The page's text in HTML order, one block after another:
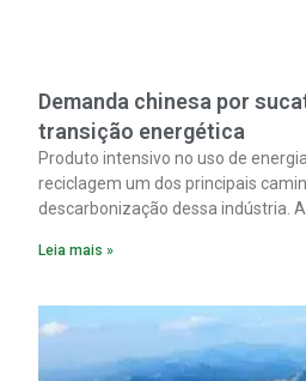
Demanda chinesa por
transição energética
Produto intensivo no uso de
reciclagem um dos principais
descarbonização dessa indústria.
material. A produção de um
insumo, a sucata, devido,
pela matéria-prima.
Leia mais »